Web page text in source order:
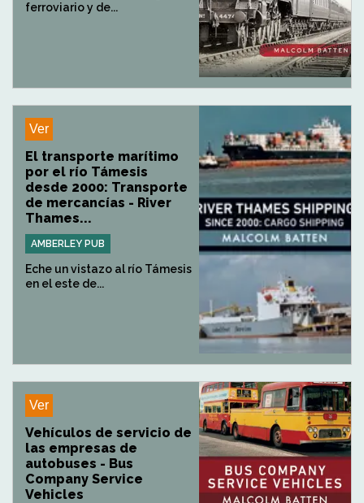
ferroviario y de...
Ver
El transporte marítimo
por el río Támesis
desde 2000: Transporte
de mercancías - River
Thames...
AMBERLEY PUB
Eche un vistazo al río Támesis
en el este de...
Ver
Vehículos de servicio de
las empresas de
autobuses - Bus
Company Service
Vehicles